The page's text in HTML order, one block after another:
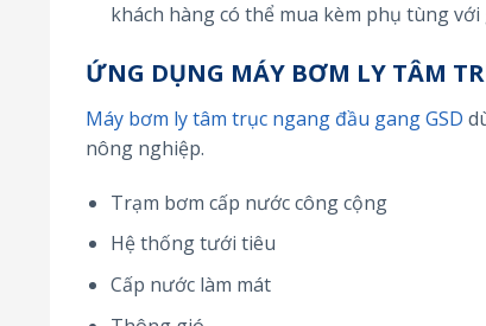
khách hàng có thể mua kèm phụ tùng với
ỨNG DỤNG MÁY BƠM LY TÂM
Máy bơm ly tâm trục ngang đầu gang GSD
nông nghiệp.
Trạm bơm cấp nước công cộng
Hệ thống tưới tiêu
Cấp nước làm mát